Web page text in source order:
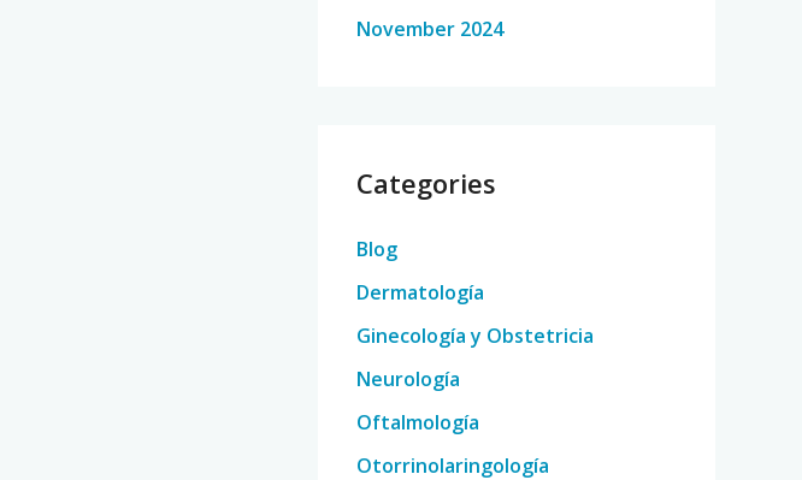
November 2024
Categories
Blog
Dermatología
Ginecología y Obstetricia
Neurología
Oftalmología
Otorrinolaringología